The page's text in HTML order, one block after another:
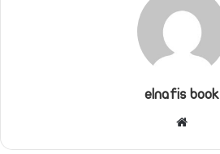
elnafis book